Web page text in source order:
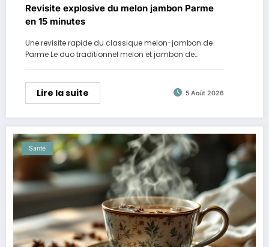
Revisite explosive du melon jambon Parme
en 15 minutes
Une revisite rapide du classique melon-jambon de
Parme Le duo traditionnel melon et jambon de…
Lire la suite 5 Août 2026
Santé